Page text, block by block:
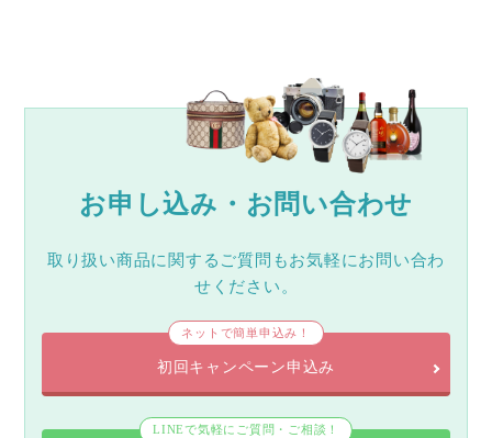
お申し込み・お問い合わせ
取り扱い商品に関するご質問もお気軽にお問い合わ
せください。
ネットで簡単申込み！
初回キャンペーン申込み
LINEで気軽にご質問・ご相談！